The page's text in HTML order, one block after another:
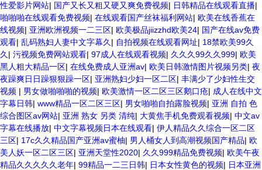
性爱影片网站| 国产又长又粗又硬又爽免费视频| 日韩精品在线观看直播|
啪啪啪在线观看免费视频| 在线观看国产丝袜福利网站| 欧美在线香蕉在
线视频| 亚洲欧洲视频一二三区| 欧美极品jiizzhd欧美24| 国产在线av免费
观看| 乱码熟妇人妻中文字幕久 | 自拍视频在线观看网址| 18禁欧美99久
久 | 污视频免费网站观看| 97成人在线观看视频| 久久久99久久999| 欧美
黑人粗大精品一区| 在线免费成人亚洲av| 欧美日韩激情图片视频另类| 夜
夜躁爽日日躁狠狠躁一区| 亚洲熟妇少妇一区二区| 丰满少了少妇性生交
视频 | 男女做啪啪啪的视频| 欧美激情一区二区三区鹅口疮| 成人在线中文
字幕日韩| www精品一区二区三区| 男女啪啪自拍露脸视频| 亚洲 自拍 色
综合图区av网站| 亚洲 熟女 另类 清纯| 大黄焦手机免费观看视频| 中文av
字幕在线播放| 中文字幕视频日本在线观看| 伊人精品久久综合一区二区
三区| 17c久久精品国产亚洲av蜜柚| 男人桶女人到高潮视频国产精品| 欧
美人妖一区二区三区| 亚洲天堂性2020| 久久999精品免费视频| 欧美午夜
精品久久久久久老年| 99精品一二三日韩| 日本女性黄色的视频| 日本亚洲